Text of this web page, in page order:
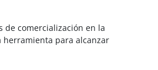
de comercialización en la
para alcanzar